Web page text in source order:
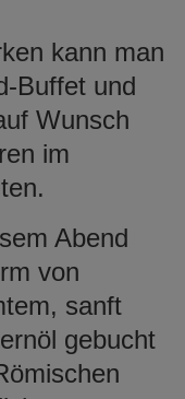
kann man
Buffet und
Wunsch
im
Abend
von
sanft
gebucht